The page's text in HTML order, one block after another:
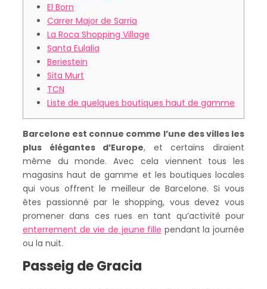
El Born
Carrer Major de Sarria
La Roca Shopping Village
Santa Eulalia
Beriestein
Sita Murt
TCN
Liste de quelques boutiques haut de gamme
Barcelone est connue comme l’une des villes les
plus élégantes d’Europe, et certains diraient
même du monde. Avec cela viennent tous les
magasins haut de gamme et les boutiques locales
qui vous offrent le meilleur de Barcelone. Si vous
êtes passionné par le shopping, vous devez vous
promener dans ces rues en tant qu’activité pour
enterrement de vie de jeune fille pendant la journée
ou la nuit.
Passeig de Gracia